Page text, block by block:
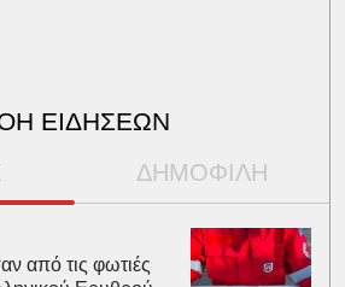
ΕΙΔΗΣΕΩΝ
ΔΗΜΟΦΙΛΗ
από τις φωτιές